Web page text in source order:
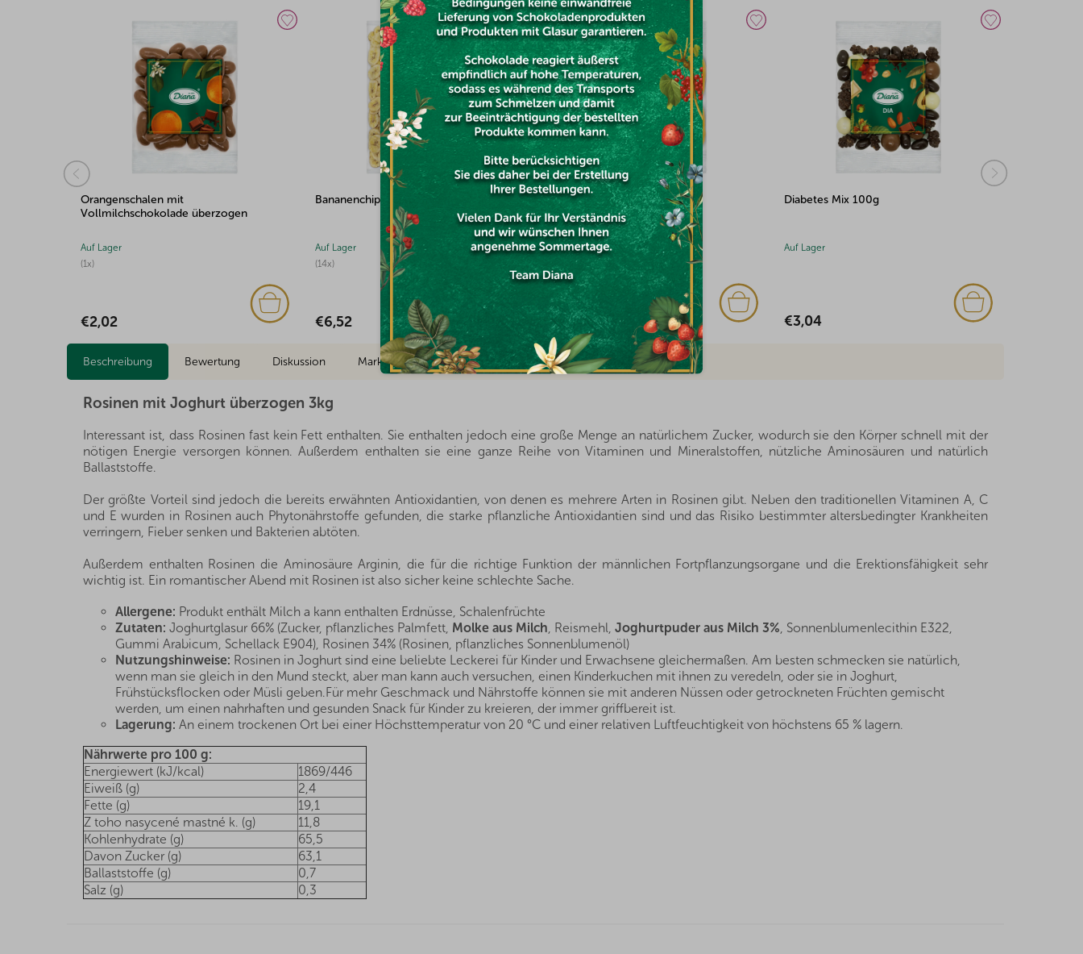
Orangenschalen mit
Vollmilchschokolade überzogen
(1x)
Auf Lager
€2,02
Bananenchips 1kg
(14x)
Auf Lager
€6,52
Mangoscheiben 100g
Auf Lager
€1,41
Diabetes Mix 100g
Auf Lager
€3,04
Beschreibung Bewertung Diskussion Marke
Rosinen mit Joghurt überzogen 3kg
Interessant ist, dass Rosinen fast kein Fett enthalten. Sie enthalten jedoch eine große Menge an natürlichem Zucker, wodurch sie den Körper schnell mit der
nötigen Energie versorgen können. Außerdem enthalten sie eine ganze Reihe von Vitaminen und Mineralstoffen, nützliche Aminosäuren und natürlich
Ballaststoffe.
Der größte Vorteil sind jedoch die bereits erwähnten Antioxidantien, von denen es mehrere Arten in Rosinen gibt. Neben den traditionellen Vitaminen A, C
und E wurden in Rosinen auch Phytonährstoffe gefunden, die starke pflanzliche Antioxidantien sind und das Risiko bestimmter altersbedingter Krankheiten
verringern, Fieber senken und Bakterien abtöten.
Außerdem enthalten Rosinen die Aminosäure Arginin, die für die richtige Funktion der männlichen Fortpflanzungsorgane und die Erektionsfähigkeit sehr
wichtig ist. Ein romantischer Abend mit Rosinen ist also sicher keine schlechte Sache.
Allergene: Produkt enthält Milch a kann enthalten Erdnüsse, Schalenfrüchte
Zutaten: Joghurtglasur 66% (Zucker, pflanzliches Palmfett, Molke aus Milch , Reismehl, Joghurtpuder aus Milch 3% , Sonnenblumenlecithin E322,
Gummi Arabicum, Schellack E904), Rosinen 34% (Rosinen, pflanzliches Sonnenblumenöl)
Nutzungshinweise: Rosinen in Joghurt sind eine beliebte Leckerei für Kinder und Erwachsene gleichermaßen. Am besten schmecken sie natürlich,
wenn man sie gleich in den Mund steckt, aber man kann auch versuchen, einen Kinderkuchen mit ihnen zu veredeln, oder sie in Joghurt,
Frühstücksflocken oder Müsli geben.Für mehr Geschmack und Nährstoffe können sie mit anderen Nüssen oder getrockneten Früchten gemischt
werden, um einen nahrhaften und gesunden Snack für Kinder zu kreieren, der immer griffbereit ist.
Lagerung: An einem trockenen Ort bei einer Höchsttemperatur von 20 °C und einer relativen Luftfeuchtigkeit von höchstens 65 % lagern.
Nährwerte pro 100 g:
Energiewert (kJ/kcal)
1869/446
Eiweiß (g)
2,4
Fette (g)
19,1
Z toho nasycené mastné k. (g)
11,8
Kohlenhydrate (g)
65,5
Davon Zucker (g)
63,1
Ballaststoffe (g)
0,7
Salz (g)
0,3